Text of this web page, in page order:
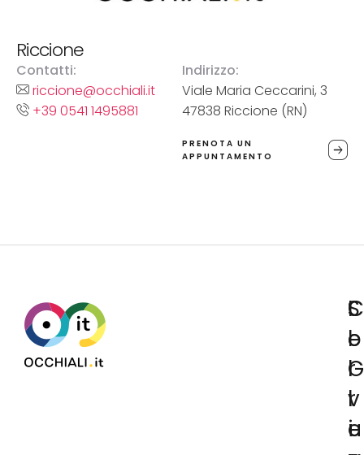
Riccione
Indirizzo:
Viale Maria Ceccarini, 3
47838 Riccione (RN)
PRENOTA UN
APPUNTAMENTO
Contatti:
riccione@occhiali.it
+39 0541 1495881
C
o
l
l
e
S
e
r
v
i
I
l
G
r
u